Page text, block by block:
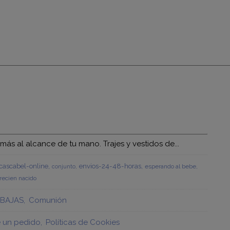
al alcance de tu mano. Trajes y vestidos de...
online conjunto envios-24-48-horas esperando al bebe
recien nacido
Comunión
un pedido Políticas de Cookies